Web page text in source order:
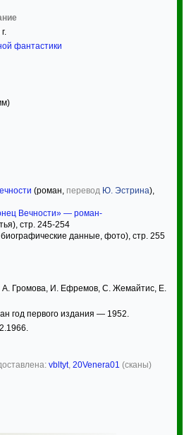
г.
фантастики
(роман, перевод Ю. Эстрина),
Вечности» — роман-
стр. 245-254
данные, фото), стр. 255
А. Громова, И. Ефремов, С. Жемайтис, Е.
год первого издания — 1952.
vbltyt, 20Venera01 (сканы)